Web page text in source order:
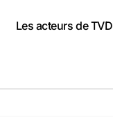
Les acteurs de TVD